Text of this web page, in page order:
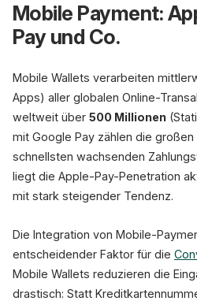
Mobile Payment:
Pay und Co.
Mobile Wallets verarbeiten
Apps) aller globalen Online-
weltweit über 500 Millionen
mit Google Pay zählen die
schnellsten wachsenden
liegt die Apple-Pay-Penetration
mit stark steigender Tendenz.
Die Integration von Mobile-
entscheidender Faktor für die
Mobile Wallets reduzieren die
drastisch: Statt